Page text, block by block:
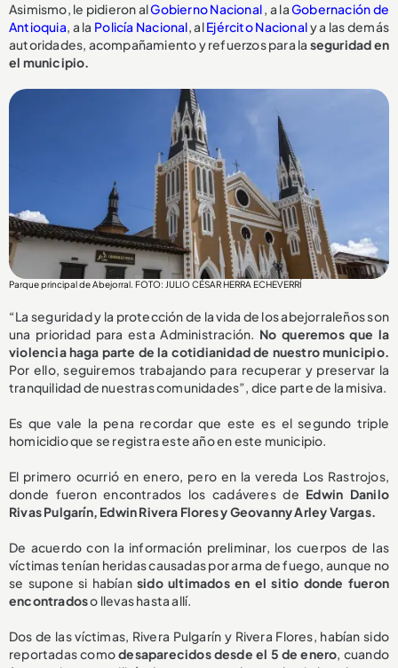
Asimismo, le pidieron alGobierno Nacional, a laGobernación de
Antioquia, a la Policía Nacional, alEjército Nacionaly a las demás
autoridades, acompañamiento y refuerzos para la seguridad en
el municipio.
Parque principal de Abejorral. FOTO: JULIO CÉSAR HERRA ECHEVERRÍ
“La seguridad y la protección de la vida de los abejorraleños son
una prioridad para esta Administración. No queremos que la
violencia haga parte de la cotidianidad de nuestro municipio.
Por ello, seguiremos trabajando para recuperar y preservar la
tranquilidad de nuestras comunidades”, dice parte de la misiva.
Es que vale la pena recordar que este es el segundo triple
homicidio que se registra este año en este municipio.
El primero ocurrió en enero, pero en la vereda Los Rastrojos,
donde fueron encontrados los cadáveres de Edwin Danilo
Rivas Pulgarín, Edwin Rivera Flores y Geovanny Arley Vargas.
De acuerdo con la información preliminar, los cuerpos de las
víctimas tenían heridas causadas por arma de fuego, aunque no
se supone si habíansido ultimados en el sitio donde fueron
encontradoso llevas hasta allí.
Dos de las víctimas, Rivera Pulgarín y Rivera Flores, habían sido
reportadas comodesaparecidos desde el 5 de enero, cuando